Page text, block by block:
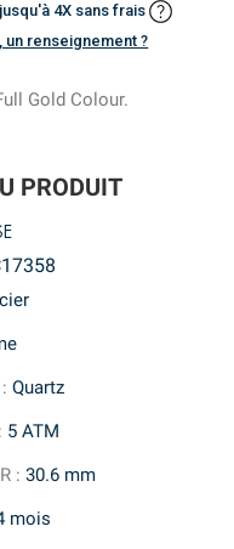
PRODUIT
:Quartz
: 5 ATM
:30.6 mm
mois
4X sans frais
un renseignement ?
Gold Colour.